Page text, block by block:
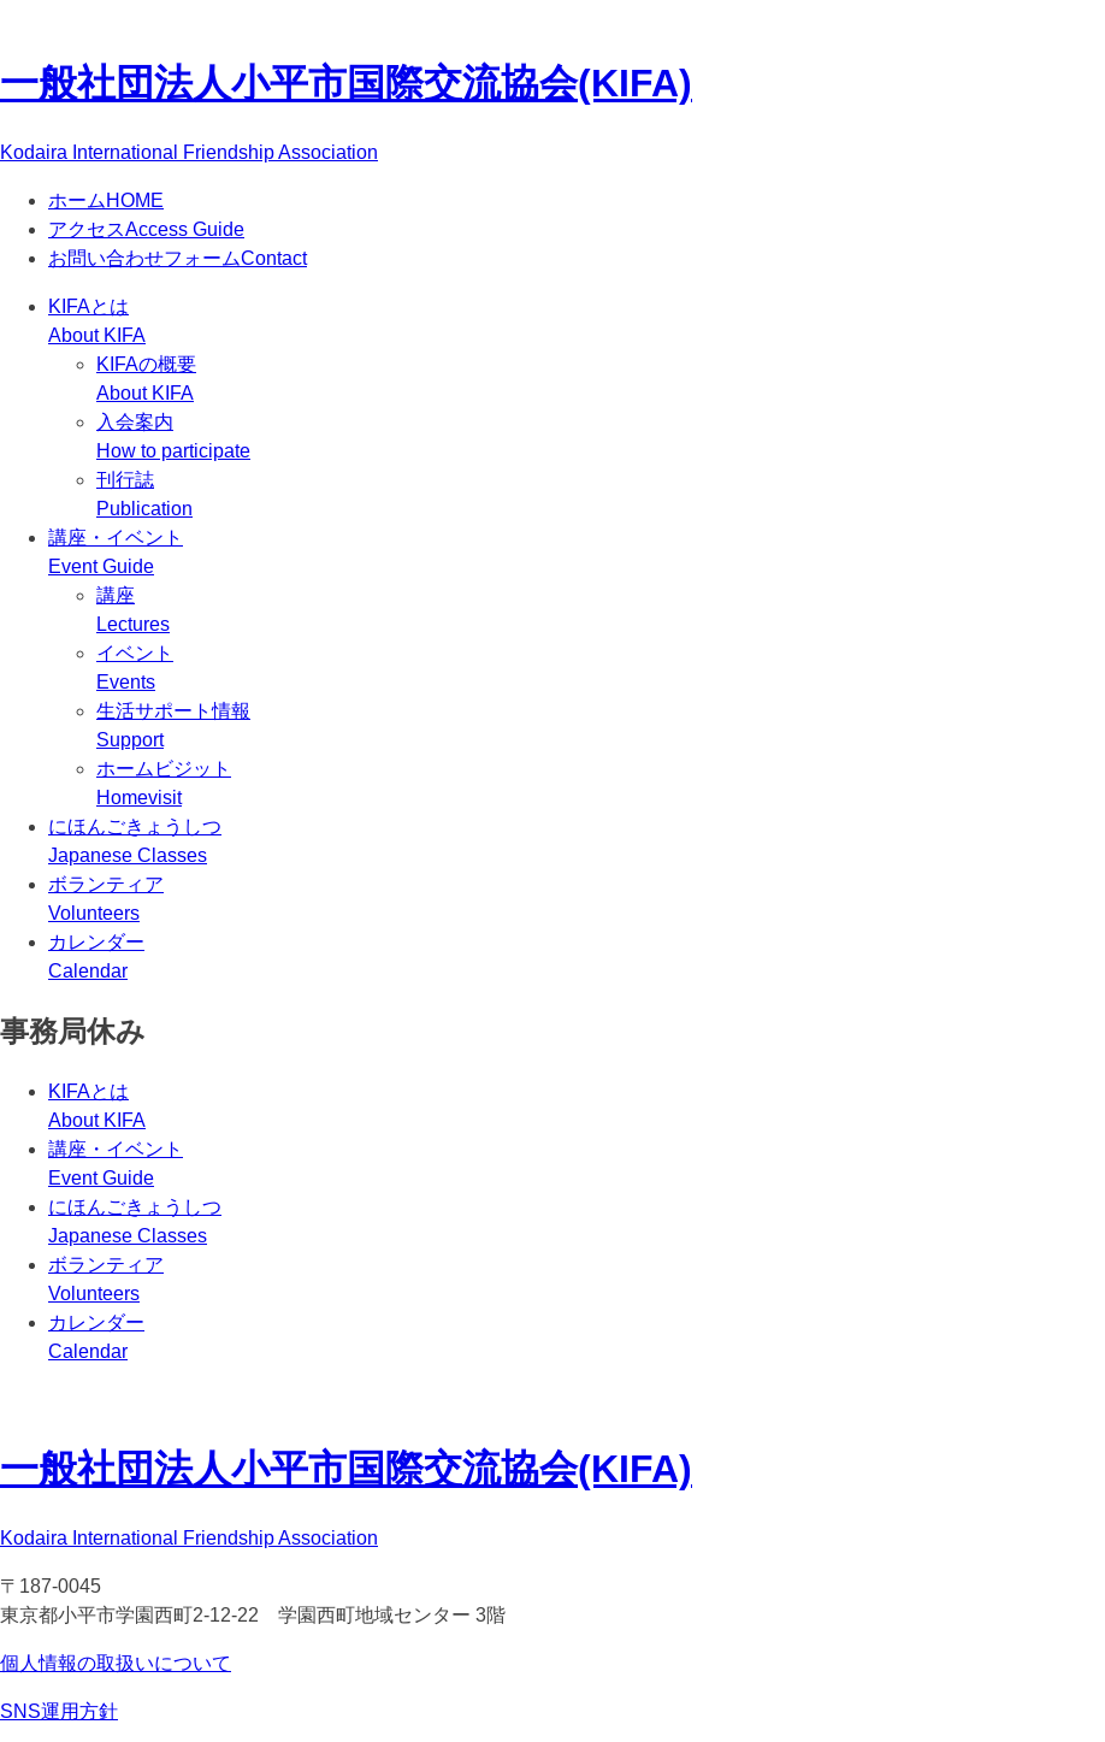
一般社団法人小平市国際交流協会(KIFA)
Kodaira International Friendship Association
ホーム HOME
アクセスAccess Guide
お問い合わせフォームContact
KIFAとは
About KIFA
KIFAの概要
About KIFA
入会案内
How to participate
刊行誌
Publication
講座・イベント
Event Guide
講座
Lectures
イベント
Events
生活サポート情報
Support
ホームビジット
Homevisit
にほんごきょうしつ
Japanese Classes
ボランティア
Volunteers
カレンダー
Calendar
事務局休み
KIFAとは
About KIFA
講座・イベント
Event Guide
にほんごきょうしつ
Japanese Classes
ボランティア
Volunteers
カレンダー
Calendar
一般社団法人小平市国際交流協会(KIFA)
Kodaira International Friendship Association
〒187-0045
東京都小平市学園西町2-12-22 学園西町地域センター 3階
個人情報の取扱いについて
SNS運用方針